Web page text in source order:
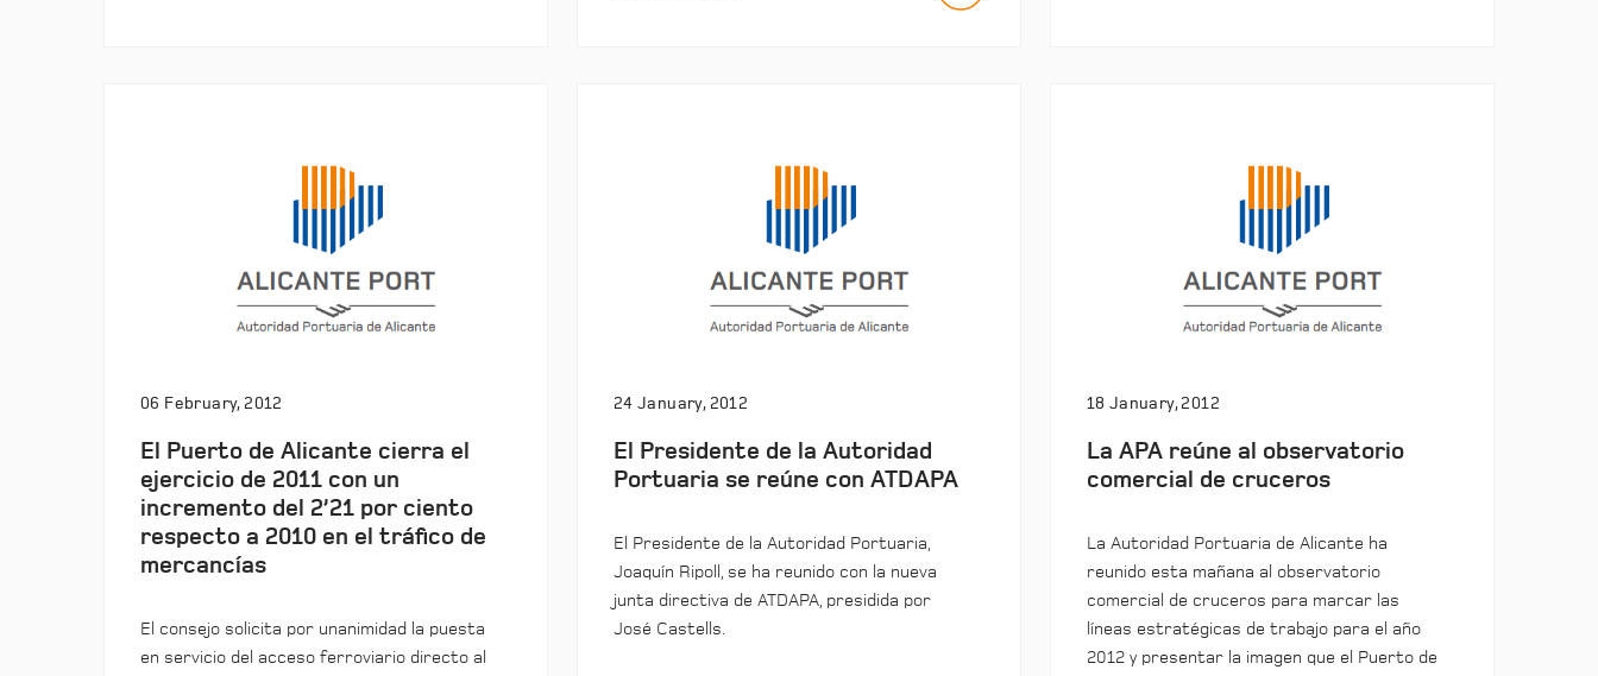
06 February, 2012
El Puerto de Alicante cierra el
ejercicio de 2011 con un
incremento del 2’21 por ciento
respecto a 2010 en el tráfico de
mercancías
El consejo solicita por unanimidad la puesta
en servicio del acceso ferroviario directo al
24 January, 2012
El Presidente de la Autoridad
Portuaria se reúne con ATDAPA
El Presidente de la Autoridad Portuaria,
Joaquín Ripoll, se ha reunido con la nueva
junta directiva de ATDAPA, presidida por
José Castells.
18 January, 2012
La APA reúne al observatorio
comercial de cruceros
La Autoridad Portuaria de Alicante ha
reunido esta mañana al observatorio
comercial de cruceros para marcar las
líneas estratégicas de trabajo para el año
2012 y presentar la imagen que el Puerto de